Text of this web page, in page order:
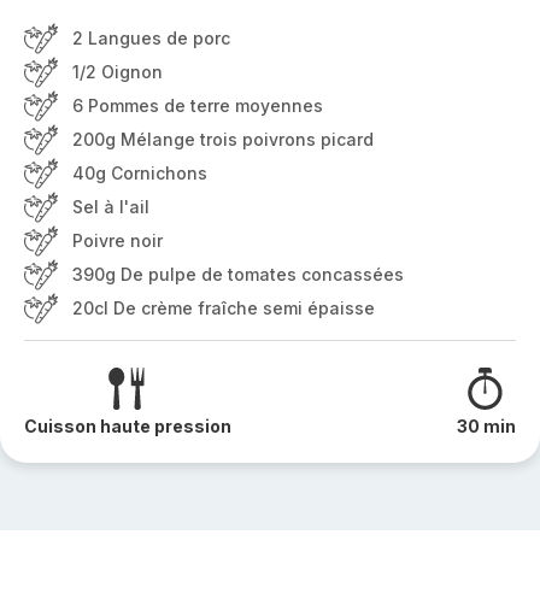
2 Langues de porc
1/2 Oignon
6 Pommes de terre moyennes
200g Mélange trois poivrons picard
40g Cornichons
Sel à l'ail
Poivre noir
390g De pulpe de tomates concassées
20cl De crème fraîche semi épaisse
Cuisson haute pression 30 min